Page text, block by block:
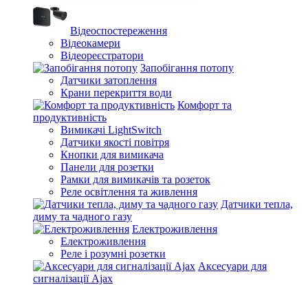
Відеоспостереження
Відеокамери
Відеореєстратори
Запобігання потопу
Датчики затоплення
Крани перекриття води
Комфорт та
продуктивність
Вимикачі LightSwitch
Датчики якості повітря
Кнопки для вимикача
Панели для розетки
Рамки для вимикачів та розеток
Реле освітлення та живлення
Датчики тепла,
диму та чадного газу
Електроживлення
Електроживлення
Реле і розумні розетки
Аксесуари для
сигналізації Ajax